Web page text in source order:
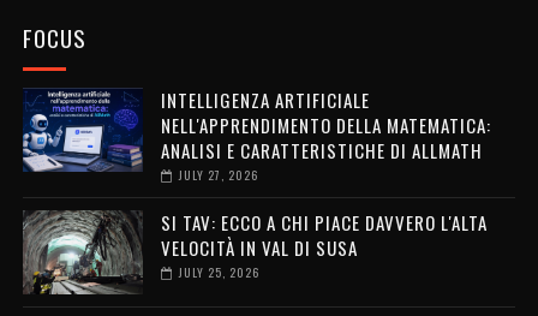
FOCUS
INTELLIGENZA ARTIFICIALE
NELL'APPRENDIMENTO DELLA MATEMATICA:
ANALISI E CARATTERISTICHE DI ALLMATH
JULY 27, 2026
SI TAV: ECCO A CHI PIACE DAVVERO L'ALTA
VELOCITÀ IN VAL DI SUSA
JULY 25, 2026